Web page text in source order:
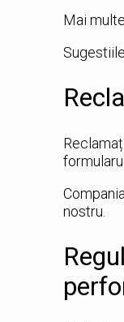
Mai
nostru.